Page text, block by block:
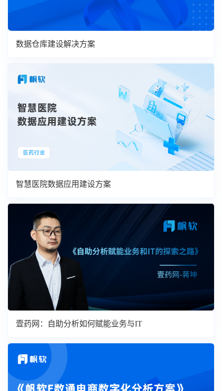
数据仓库建设解决方案
智慧医院数据应用建设方案
壹药网：自助分析如何赋能业务与IT